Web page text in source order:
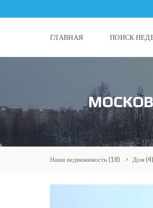
ГЛАВНАЯ ПОИСК
Наша недвижимость(18) Дом(4)